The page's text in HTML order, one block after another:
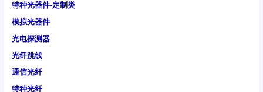
特种光器件-定制类
模拟光器件
光电探测器
光纤跳线
通信光纤
特种光纤